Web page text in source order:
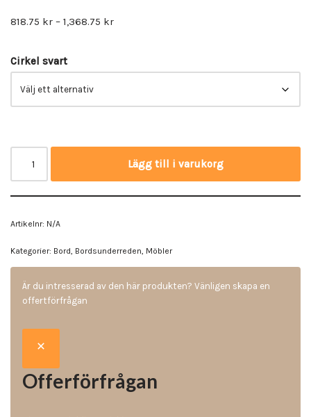
818.75 kr – 1,368.75 kr
Cirkel svart
Lägg till i varukorg
Artikelnr: N/A
Kategorier: Bord Bordsunderreden Möbler
Är du intresserad av den här produkten? Vänligen skapa en
offertförfrågan
Offerförfrågan